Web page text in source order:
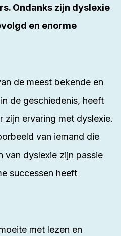
Ondanks zijn dyslexie
en enorme
de meest bekende en
de geschiedenis, heeft
zijn ervaring met dyslexie.
van iemand die
van dyslexie zijn passie
successen heeft
met lezen en